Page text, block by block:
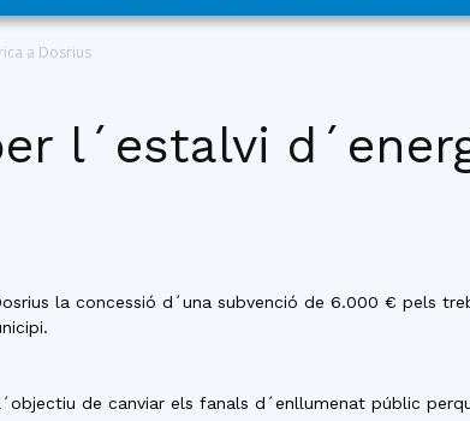
a Dosrius
l´estalvi
la concessió d´una subvenció de 6.000 € pels
de canviar els fanals d´enllumenat públic